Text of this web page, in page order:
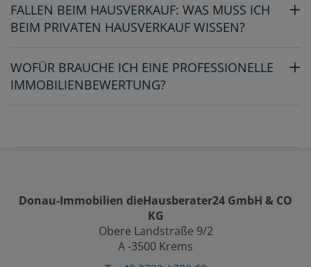
FALLEN BEIM HAUSVERKAUF: WAS MUSS ICH
BEIM PRIVATEN HAUSVERKAUF WISSEN?
WOFÜR BRAUCHE ICH EINE PROFESSIONELLE
IMMOBILIENBEWERTUNG?
Donau-Immobilien dieHausberater24 GmbH & CO
KG
Obere Landstraße 9/2
A -3500 Krems